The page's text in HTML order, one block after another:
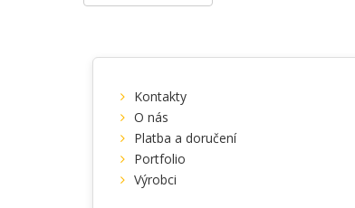
Kontakty
O nás
Platba a doručení
Portfolio
Výrobci